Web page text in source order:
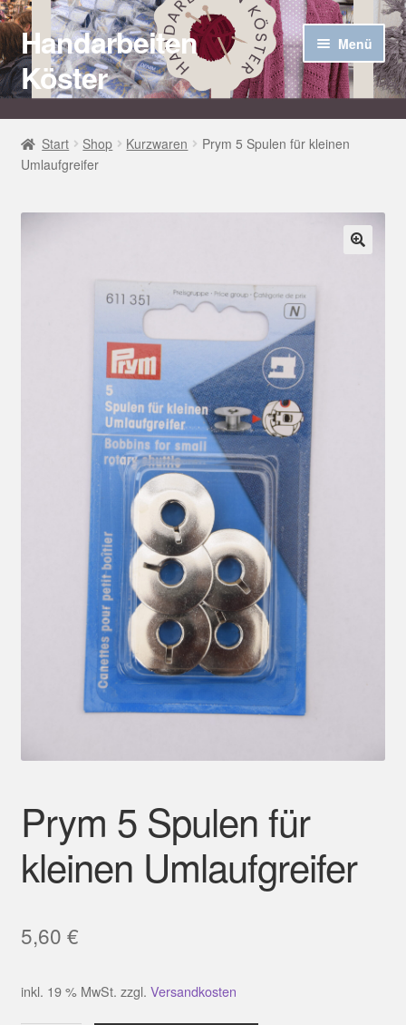
Zur
Navigation
springen
Zum
Inhalt
springen
Handarbeiten
Köster
Menü
Startseite
Über uns
Aktuelles
Start Shop Kurzwaren
Prym 5 Spulen für kleinen
Umlaufgreifer
Prym 5 Spulen für
kleinen Umlaufgreifer
5,60 €
inkl. 19 % MwSt. zzgl. Versandkosten